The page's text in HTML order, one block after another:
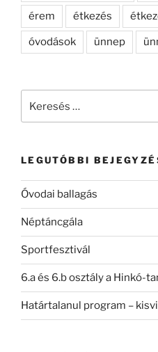
érem étkezés
óvodások ünnep
LEGUTÓBBI
Óvodai ballagás
Néptáncgála
Sportfesztivál
6.a és 6.b osztály a Hinkó-
Határtalanul program –